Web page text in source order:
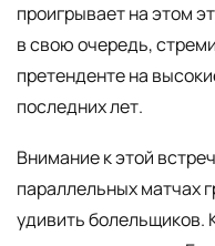
проигрывает на этом
в свою очередь,
претенденте на
последних лет.
Внимание к этой
параллельных матчах
удивить болельщиков.